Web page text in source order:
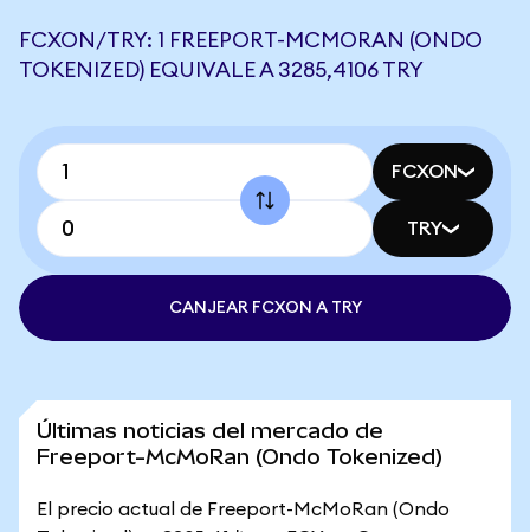
FCXON/TRY: 1 FREEPORT-MCMORAN (ONDO
TOKENIZED) EQUIVALE A 3285,4106 TRY
FCXON
TRY
CANJEAR FCXON A TRY
Últimas noticias del mercado de
Freeport-McMoRan (Ondo Tokenized)
El precio actual de Freeport-McMoRan (Ondo